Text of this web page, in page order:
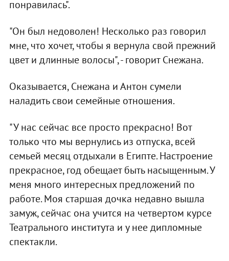
понравилась".
"Он был недоволен! Несколько раз говорил
мне, что хочет, чтобы я вернула свой прежний
цвет и длинные волосы", - говорит Снежана.
Оказывается, Снежана и Антон сумели
наладить свои семейные отношения.
"У нас сейчас все просто прекрасно! Вот
только что мы вернулись из отпуска, всей
семьей месяц отдыхали в Египте. Настроение
прекрасное, год обещает быть насыщенным. У
меня много интересных предложений по
работе. Моя старшая дочка недавно вышла
замуж, сейчас она учится на четвертом курсе
Театрального института и у нее дипломные
спектакли.